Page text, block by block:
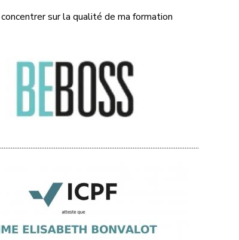
sur la qualité de ma formation